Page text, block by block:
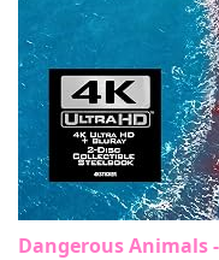
Dangerous Animals